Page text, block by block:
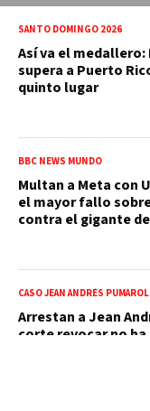
SANTO DOMINGO 2026
Así va el medallero:
supera a Puerto
quinto lugar
BBC NEWS MUNDO
Multan a Meta con
el mayor fallo
contra el gigante
CASO JEAN ANDRÉS PUMAROL
Arrestan a Jean
corte revocar no